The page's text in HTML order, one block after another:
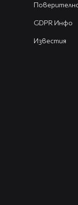
GDPR Инфо
Известия